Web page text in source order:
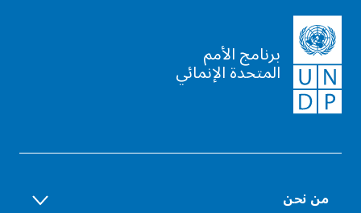
برنامج الأمم
المتحدة الإنمائي
من نحن